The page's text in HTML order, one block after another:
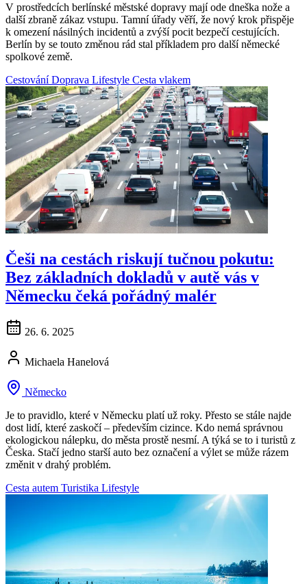
V prostředcích berlínské městské dopravy mají ode dneška nože a
další zbraně zákaz vstupu. Tamní úřady věří, že nový krok přispěje
k omezení násilných incidentů a zvýší pocit bezpečí cestujících.
Berlín by se touto změnou rád stal příkladem pro další německé
spolkové země.
CestováníDoprava Lifestyle Cesta vlakem
Češi na cestách riskují tučnou pokutu:
Bez základních dokladů v autě vás v
Německu čeká pořádný malér
26. 6. 2025
Michaela Hanelová
Německo
Je to pravidlo, které v Německu platí už roky. Přesto se stále najde
dost lidí, které zaskočí – především cizince. Kdo nemá správnou
ekologickou nálepku, do města prostě nesmí. A týká se to i turistů z
Česka. Stačí jedno starší auto bez označení a výlet se může rázem
změnit v drahý problém.
Cesta autem Turistika Lifestyle